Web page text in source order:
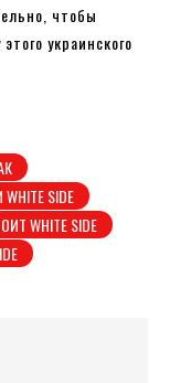
чтобы
украинского
SIDE
WHITE SIDE